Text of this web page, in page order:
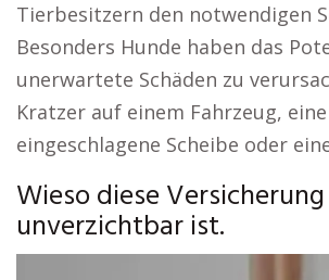
Tierbesitzern den notwendigen
Besonders Hunde haben das
unerwartete Schäden zu
Kratzer auf einem Fahrzeug, eine
eingeschlagene Scheibe oder
Wieso diese
unverzichtbar ist.